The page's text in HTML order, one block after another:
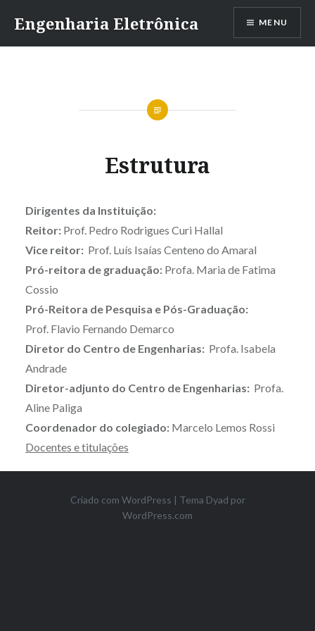
para
conteúdo
Engenharia Eletrônica MENU
Estrutura
Dirigentes da Instituição:
Reitor:Prof. Pedro Rodrigues Curi Hallal
Vice reitor: Prof. Luís Isaías Centeno do Amaral
Pró-reitora de graduação: Profa. Maria de Fatima
Cossio
Pró-Reitora de Pesquisa e Pós-Graduação:
Prof. Flavio Fernando Demarco
Diretor do Centro de Engenharias: Profa. Isabela
Andrade
Diretor-adjunto do Centro de Engenharias:Profa.
Aline Paliga
Coordenador do colegiado:Marcelo Lemos Rossi
Docentes e titulações
Criado com WordPress | Tema Dyad por
WordPress.com